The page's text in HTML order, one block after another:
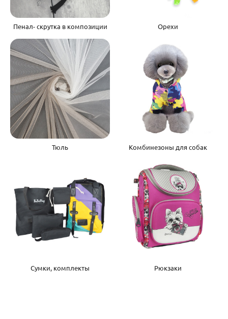
Пенал- скрутка в композиции Орехи
Тюль Комбинезоны для собак
Сумки, комплекты Рюкзаки